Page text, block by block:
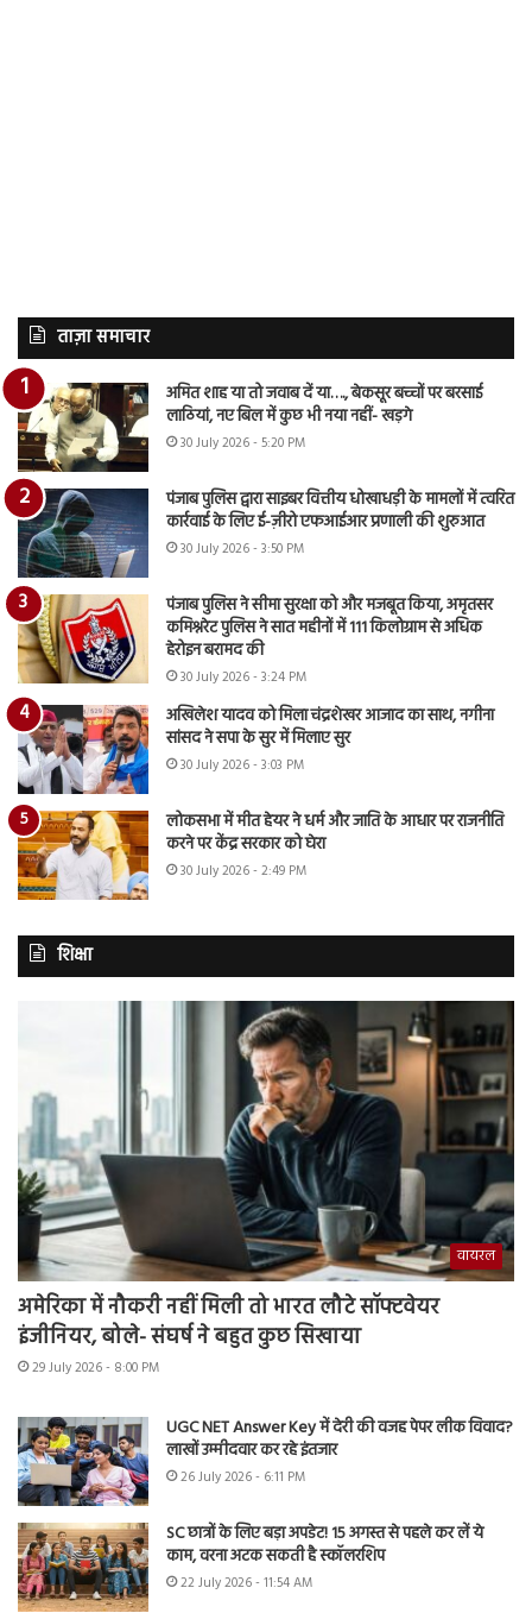
ताज़ा समाचार
अमित शाह या तो जवाब दें या…., बेकसूर बच्चों पर बरसाई
लाठियां, नए बिल में कुछ भी नया नहीं- खड़गे
30 July 2026 - 5:20 PM
पंजाब पुलिस द्वारा साइबर वित्तीय धोखाधड़ी के मामलों में त्वरित
कार्रवाई के लिए ई-ज़ीरो एफआईआर प्रणाली की शुरुआत
30 July 2026 - 3:50 PM
पंजाब पुलिस ने सीमा सुरक्षा को और मजबूत किया, अमृतसर
कमिश्नरेट पुलिस ने सात महीनों में 111 किलोग्राम से अधिक
हेरोइन बरामद की
30 July 2026 - 3:24 PM
अखिलेश यादव को मिला चंद्रशेखर आजाद का साथ, नगीना
सांसद ने सपा के सुर में मिलाए सुर
30 July 2026 - 3:03 PM
लोकसभा में मीत हेयर ने धर्म और जाति के आधार पर राजनीति
करने पर केंद्र सरकार को घेरा
30 July 2026 - 2:49 PM
शिक्षा
वायरल
अमेरिका में नौकरी नहीं मिली तो भारत लौटे सॉफ्टवेयर
इंजीनियर, बोले- संघर्ष ने बहुत कुछ सिखाया
29 July 2026 - 8:00 PM
UGC NET Answer Key में देरी की वजह पेपर लीक विवाद?
लाखों उम्मीदवार कर रहे इंतजार
26 July 2026 - 6:11 PM
SC छात्रों के लिए बड़ा अपडेट! 15 अगस्त से पहले कर लें ये
काम, वरना अटक सकती है स्कॉलरशिप
22 July 2026 - 11:54 AM